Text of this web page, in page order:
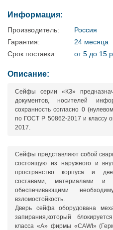
Информация:
Производитель:
Россия
Гарантия:
24 месяца
Срок поставки:
от 5 до 15
Описание:
Сейфы серии «КЗ»
документов, носителей
сохранность согласно 0
по ГОСТ Р 50862-2017 и классу
2017.
Сейфы представляют собой
состоящую из наружного и
пространство корпуса и
составами, материалами и
обеспечивающими
взломостойкость.
Дверь сейфа оборудована
запирания,который
класса «А» фирмы «CAWI»